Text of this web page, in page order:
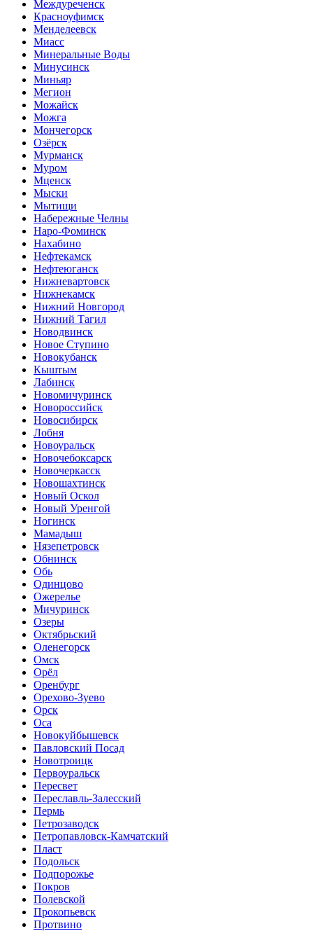
Междуреченск
Красноуфимск
Менделеевск
Миасс
Минеральные Воды
Минусинск
Миньяр
Мегион
Можайск
Можга
Мончегорск
Озёрск
Мурманск
Муром
Мценск
Мыски
Мытищи
Набережные Челны
Наро-Фоминск
Нахабино
Нефтекамск
Нефтеюганск
Нижневартовск
Нижнекамск
Нижний Новгород
Нижний Тагил
Новодвинск
Новое Ступино
Новокубанск
Кыштым
Лабинск
Новомичуринск
Новороссийск
Новосибирск
Лобня
Новоуральск
Новочебоксарск
Новочеркасск
Новошахтинск
Новый Оскол
Новый Уренгой
Ногинск
Мамадыш
Нязепетровск
Обнинск
Обь
Одинцово
Ожерелье
Мичуринск
Озеры
Октябрьский
Оленегорск
Омск
Орёл
Оренбург
Орехово-Зуево
Орск
Оса
Новокуйбышевск
Павловский Посад
Новотроицк
Первоуральск
Пересвет
Переславль-Залесский
Пермь
Петрозаводск
Петропавловск-Камчатский
Пласт
Подольск
Подпорожье
Покров
Полевской
Прокопьевск
Протвино